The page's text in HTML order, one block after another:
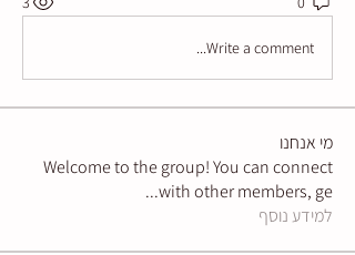
Write a comment...
מי אנחנו
Welcome to the group! You can connect
with other members, ge
...
למידע נוסף